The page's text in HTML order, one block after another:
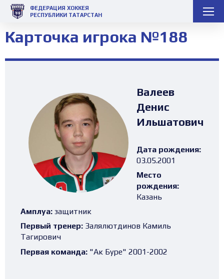
ФЕДЕРАЦИЯ ХОККЕЯ
РЕСПУБЛИКИ ТАТАРСТАН
Карточка игрока №188
Валеев
Денис
Ильшатович
Дата рождения:
03.05.2001
Место
рождения:
Казань
Амплуа: защитник
Первый тренер: Залялютдинов Камиль
Тагирович
Первая команда: "Ак Буре" 2001-2002